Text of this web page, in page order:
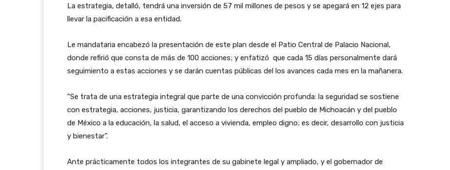
La estrategia, detalló, tendrá una inversión de 57 mil millones de pesos y se apegará en 12 ejes para
llevar la pacificación a esa entidad.
Le mandataria encabezó la presentación de este plan desde el Patio Central de Palacio Nacional,
donde refirió que consta de más de 100 acciones; y enfatizó que cada 15 días personalmente dará
seguimiento a estas acciones y se darán cuentas públicas del los avances cada mes en la mañanera.
“Se trata de una estrategia integral que parte de una convicción profunda: la seguridad se sostiene
con estrategia, acciones, justicia, garantizando los derechos del pueblo de Michoacán y del pueblo
de México a la educación, la salud, el acceso a vivienda, empleo digno; es decir, desarrollo con justicia
y bienestar”.
Ante prácticamente todos los integrantes de su gabinete legal y ampliado, y el gobernador de